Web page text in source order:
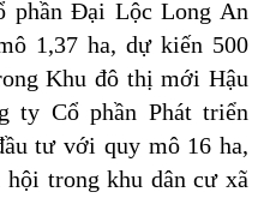
phần Đại Lộc Long An
1,37 ha, dự kiến 500
Khu đô thị mới Hậu
ty Cổ phần Phát triển
tư với quy mô 16 ha,
trong khu dân cư xã